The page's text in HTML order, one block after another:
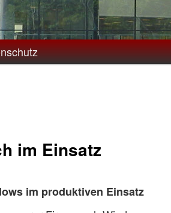
im Einsatz
im produktiven Einsatz